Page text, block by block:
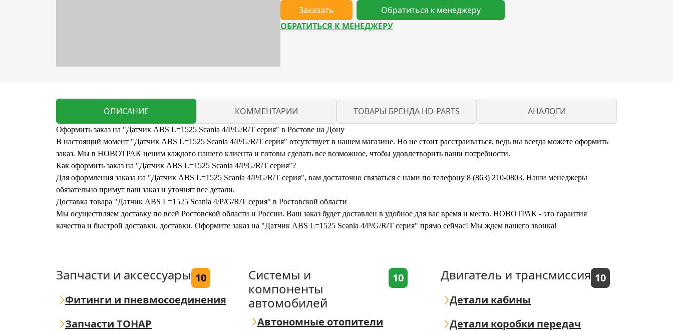
Заказать
Обратиться к менеджеру
ОБРАТИТЬСЯ К МЕНЕДЖЕРУ
ОПИСАНИЕ КОММЕНТАРИИ ТОВАРЫ БРЕНДА HD-PARTS АНАЛОГИ
Оформить заказ на "Датчик ABS L=1525 Scania 4/P/G/R/T серия" в Ростове на Дону
В настоящий момент "Датчик ABS L=1525 Scania 4/P/G/R/T серия" отсутствует в нашем магазине. Но не стоит расстраиваться, ведь вы всегда можете оформить
заказ. Мы в НОВОТРАК ценим каждого нашего клиента и готовы сделать все возможное, чтобы удовлетворить ваши потребности.
Как оформить заказ на "Датчик ABS L=1525 Scania 4/P/G/R/T серия"?
Для оформления заказа на "Датчик ABS L=1525 Scania 4/P/G/R/T серия", вам достаточно связаться с нами по телефону 8 (863) 210-0803. Наши менеджеры
обязательно примут ваш заказ и уточнят все детали.
Доставка товара "Датчик ABS L=1525 Scania 4/P/G/R/T серия" в Ростовской области
Мы осуществляем доставку по всей Ростовской области и России. Ваш заказ будет доставлен в удобное для вас время и место. НОВОТРАК - это гарантия
качества и быстрой доставки. доставки. Оформите заказ на "Датчик ABS L=1525 Scania 4/P/G/R/T серия" прямо сейчас! Мы ждем вашего звонка!
Запчасти и аксессуары 10
Фитинги и пневмосоединения
Запчасти ТОНАР
Системы и
компоненты
автомобилей
10
Автономные отопители
Двигатель и трансмиссия 10
Детали кабины
Детали коробки передач